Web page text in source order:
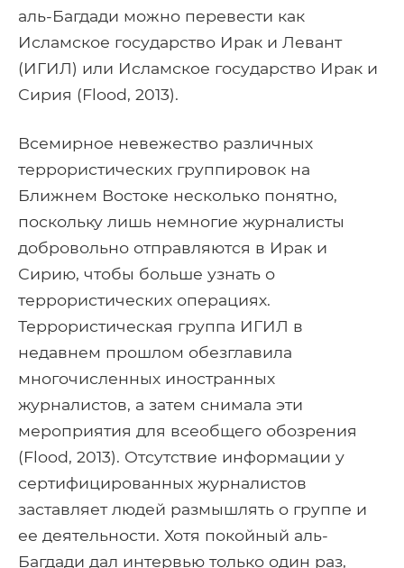
аль-Багдади можно перевести как
Исламское государство Ирак и Левант
(ИГИЛ) или Исламское государство Ирак и
Сирия (Flood, 2013).
Всемирное невежество различных
террористических группировок на
Ближнем Востоке несколько понятно,
поскольку лишь немногие журналисты
добровольно отправляются в Ирак и
Сирию, чтобы больше узнать о
террористических операциях.
Террористическая группа ИГИЛ в
недавнем прошлом обезглавила
многочисленных иностранных
журналистов, а затем снимала эти
мероприятия для всеобщего обозрения
(Flood, 2013). Отсутствие информации у
сертифицированных журналистов
заставляет людей размышлять о группе и
ее деятельности. Хотя покойный аль-
Багдади дал интервью только один раз,